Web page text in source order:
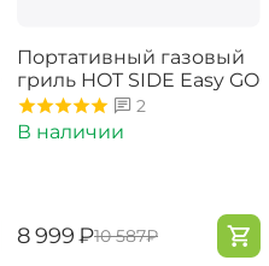
Портативный газовый
гриль ​HOT SIDE Easy GO
2
В наличии
‍8 999‍₽‍10 587‍₽